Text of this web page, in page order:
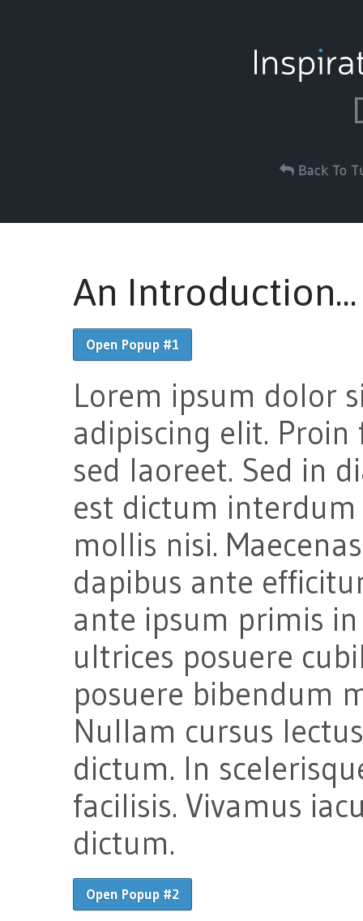
Back To
An Introduction...
Open Popup #1
Lorem ipsum dolor
adipiscing elit.
sed laoreet. Sed in
est dictum interdum
mollis nisi.
dapibus ante
ante ipsum primis
ultrices posuere
posuere bibendum
Nullam cursus
dictum. In
facilisis. Vivamus
dictum.
Open Popup #2